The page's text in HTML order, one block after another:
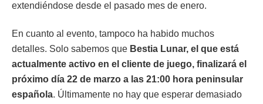
extendiéndose desde el pasado mes de enero.
En cuanto al evento, tampoco ha habido muchos
detalles. Solo sabemos que Bestia Lunar, el que está
actualmente activo en el cliente de juego, finalizará el
próximo día 22 de marzo a las 21:00 hora peninsular
española. Últimamente no hay que esperar demasiado